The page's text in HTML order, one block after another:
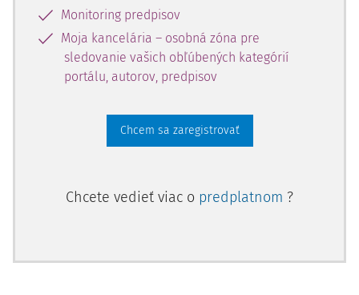
Monitoring predpisov
Moja kancelária – osobná zóna pre
sledovanie vašich obľúbených kategórií
portálu, autorov, predpisov
Chcem sa zaregistrovať
Chcete vedieť viac o predplatnom ?